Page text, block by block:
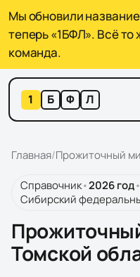
Мы обновили
теперь «1БФЛ». Всё
команда.
1 Б Ф Л
Главная/Прожиточный
Справочник•2026год•
Сибирский
Томской